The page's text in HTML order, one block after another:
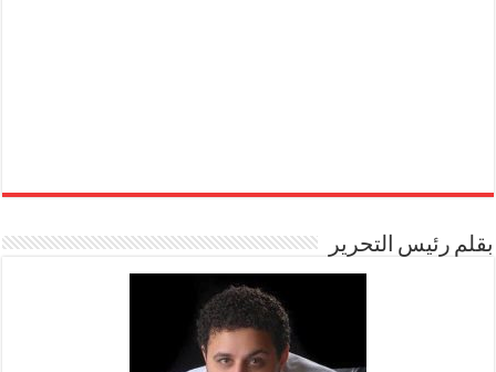
بقلم رئيس التحرير